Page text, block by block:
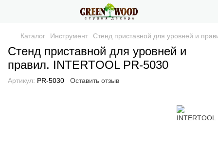
Каталог Инструмент Стенд приставной для уровней и
Стенд приставной для уровней и
правил. INTERTOOL PR-5030
Артикул: PR-5030 Оставить отзыв